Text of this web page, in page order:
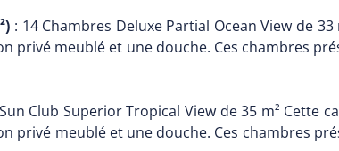
: 14 Chambres Deluxe Partial Ocean View de
privé meublé et une douche. Ces chambres
Club Superior Tropical View de 35 m²
privé meublé et une douche. Ces chambres